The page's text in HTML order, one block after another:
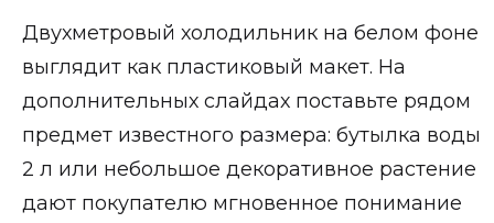
Двухметровый холодильник на белом фоне
выглядит как пластиковый макет. На
дополнительных слайдах поставьте рядом
предмет известного размера: бутылка воды
2 л или небольшое декоративное растение
дают покупателю мгновенное понимание